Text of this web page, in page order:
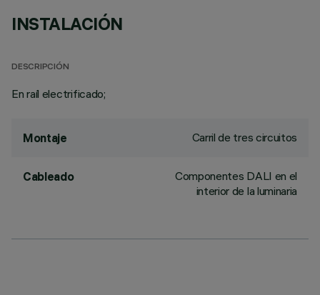
INSTALACIÓN
DESCRIPCIÓN
En raíl electrificado;
Montaje Carril de tres circuitos
Cableado
Componentes DALI en el
interior de la luminaria